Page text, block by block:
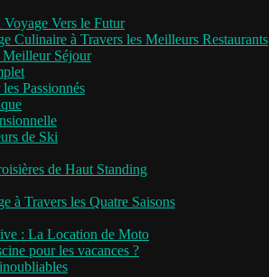
Vers le Futur
Culinaire à Travers les Meilleurs Restaurants
Séjour
Passionnés
de Ski
de Haut Standing
à Travers les Quatre Saisons
: La Location de Moto
pour les vacances ?